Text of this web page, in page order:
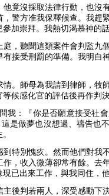
竟沒採取法律行動，也
警方准我保釋候查。我
加崇拜。我熱切渴慕神的話
，聽聞這類案件會判監
接受刑罰的準備。我明
。師母為我請到律師，
候感化官的評估後再作判決
我：『你是否願意接受社
是做夢也沒想過、禱告也
特別愧疚。然而他們對
，收入微薄卻常有餘。
已出來工作，與我同住，
後判若兩人，深受感動